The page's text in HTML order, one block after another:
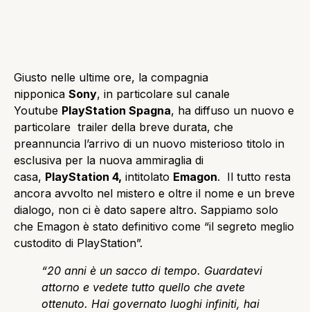
Giusto nelle ultime ore, la compagnia
nipponica Sony, in particolare sul canale
Youtube PlayStation Spagna, ha diffuso un nuovo e
particolare trailer della breve durata, che
preannuncia l’arrivo di un nuovo misterioso titolo in
esclusiva per la nuova ammiraglia di
casa, PlayStation 4, intitolato Emagon. Il tutto resta
ancora avvolto nel mistero e oltre il nome e un breve
dialogo, non ci è dato sapere altro. Sappiamo solo
che Emagon è stato definitivo come “il segreto meglio
custodito di PlayStation”.
“20 anni è un sacco di tempo. Guardatevi
attorno e vedete tutto quello che avete
ottenuto. Hai governato luoghi infiniti, hai